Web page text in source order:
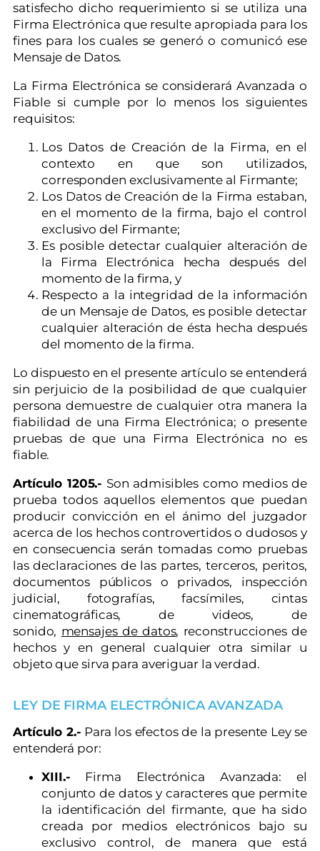
satisfecho dicho requerimiento si se utiliza una
Firma Electrónica que resulte apropiada para los
fines para los cuales se generó o comunicó ese
Mensaje de Datos.
La Firma Electrónica se considerará Avanzada o
Fiable si cumple por lo menos los siguientes
requisitos:
Los Datos de Creación de la Firma, en el
contexto en que son utilizados,
corresponden exclusivamente al Firmante;
Los Datos de Creación de la Firma estaban,
en el momento de la firma, bajo el control
exclusivo del Firmante;
Es posible detectar cualquier alteración de
la Firma Electrónica hecha después del
momento de la firma, y
Respecto a la integridad de la información
de un Mensaje de Datos, es posible detectar
cualquier alteración de ésta hecha después
del momento de la firma.
Lo dispuesto en el presente artículo se entenderá
sin perjuicio de la posibilidad de que cualquier
persona demuestre de cualquier otra manera la
fiabilidad de una Firma Electrónica; o presente
pruebas de que una Firma Electrónica no es
fiable.
Artículo 1205.- Son admisibles como medios de
prueba todos aquellos elementos que puedan
producir convicción en el ánimo del juzgador
acerca de los hechos controvertidos o dudosos y
en consecuencia serán tomadas como pruebas
las declaraciones de las partes, terceros, peritos,
documentos públicos o privados, inspección
judicial, fotografías, facsímiles, cintas
cinematográficas, de videos, de
sonido, mensajes de datos, reconstrucciones de
hechos y en general cualquier otra similar u
objeto que sirva para averiguar la verdad.
LEY DE FIRMA ELECTRÓNICA AVANZADA
Artículo 2.- Para los efectos de la presente Ley se
entenderá por:
XIII.- Firma Electrónica Avanzada: el
conjunto de datos y caracteres que permite
la identificación del firmante, que ha sido
creada por medios electrónicos bajo su
exclusivo control, de manera que está